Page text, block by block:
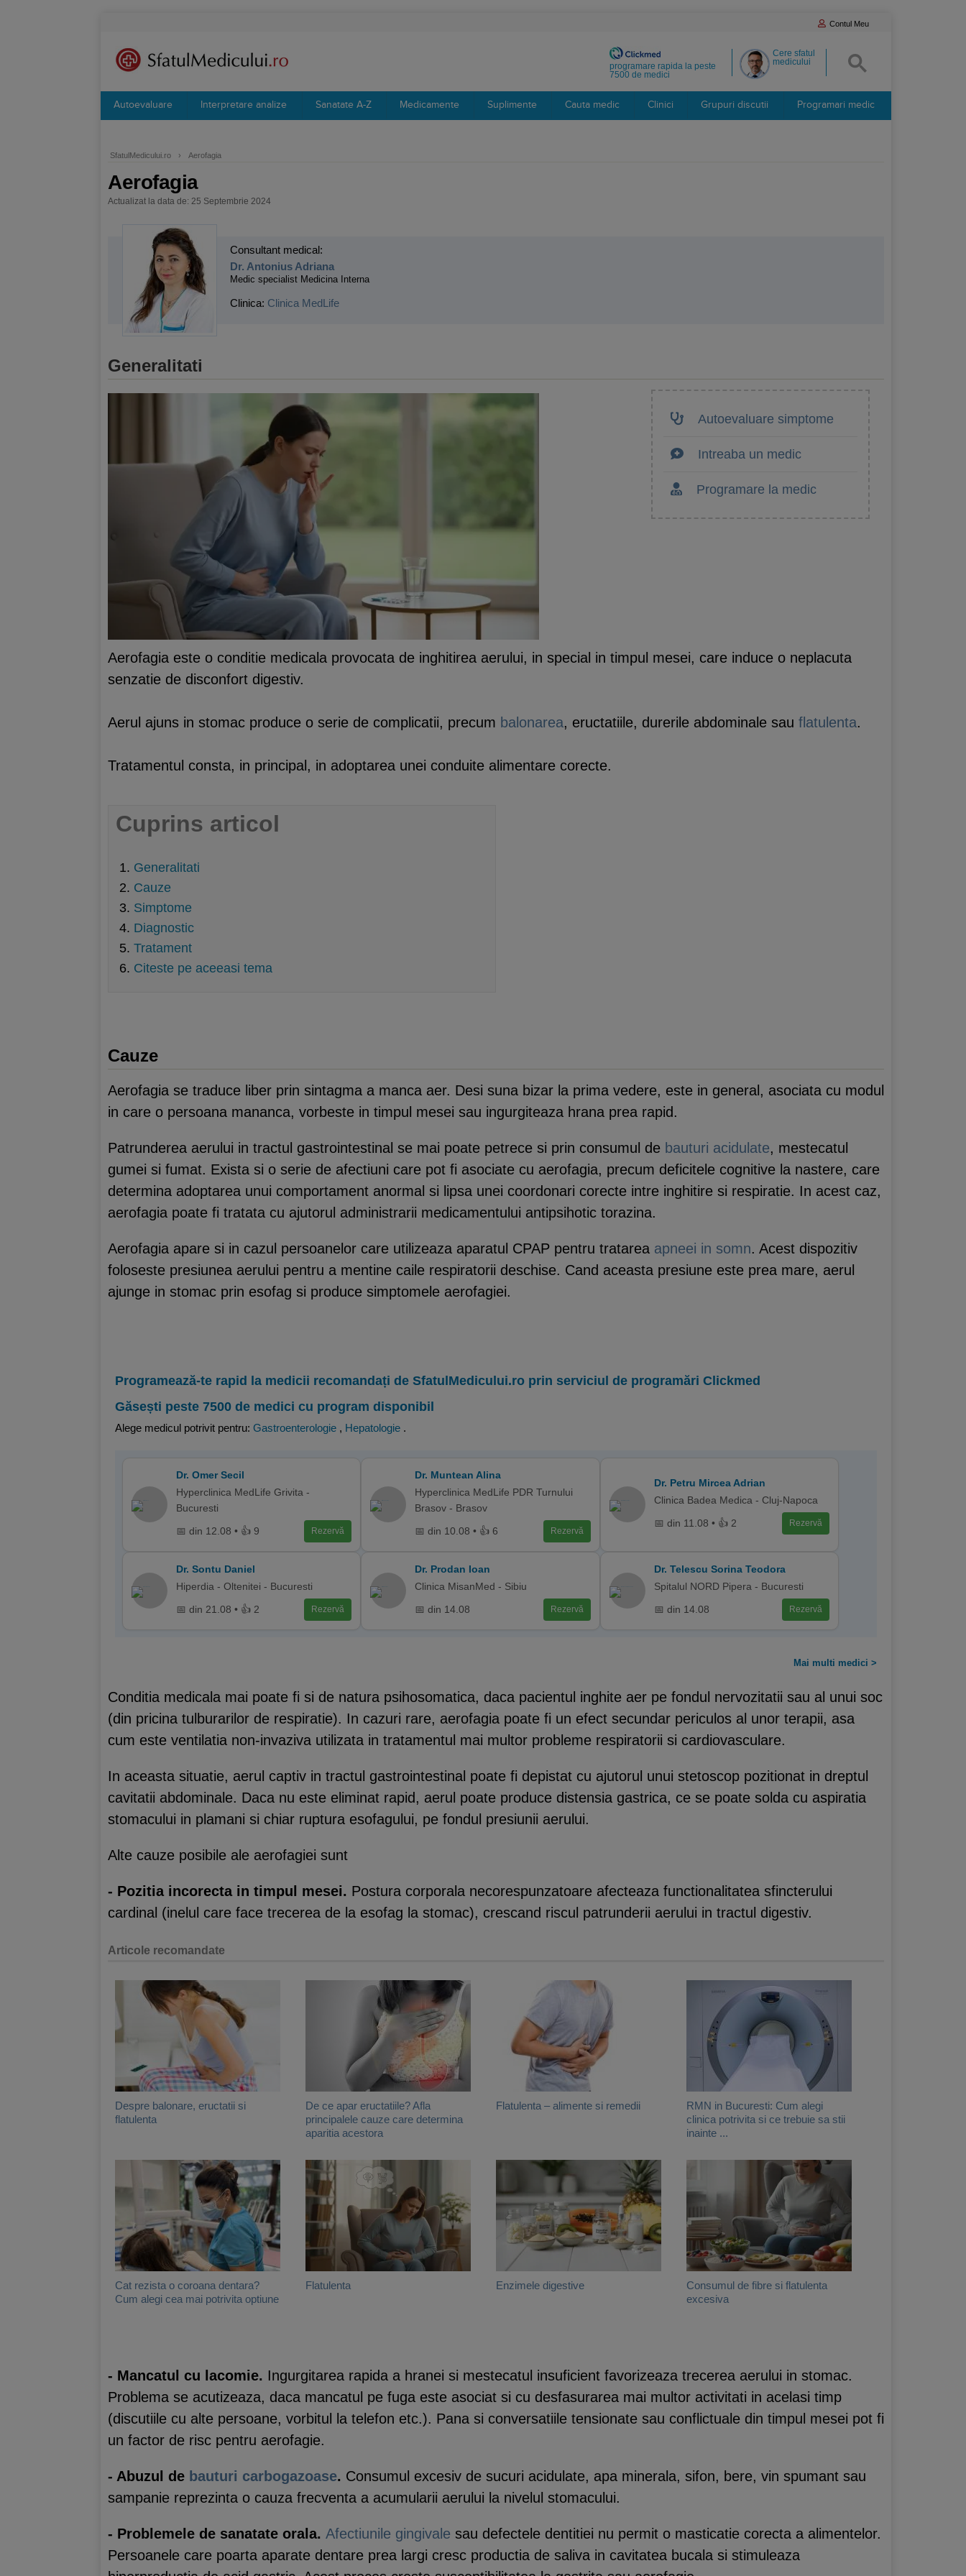
Contul Meu
Cere sfatul
medicului
programare rapida la peste
7500 de medici
Autoevaluare Interpretare analize Sanatate A-Z Medicamente Suplimente Cauta medic Clinici Grupuri discutii Programari medic
SfatulMedicului.ro › Aerofagia
Aerofagia
Actualizat la data de: 25 Septembrie 2024
Consultant medical:
Dr. Antonius Adriana
Medic specialist Medicina Interna
Clinica: Clinica MedLife
Generalitati
Autoevaluare simptome
Intreaba un medic
Programare la medic
Aerofagia este o conditie medicala provocata de inghitirea aerului, in special in timpul mesei, care induce o neplacuta
senzatie de disconfort digestiv.
Aerul ajuns in stomac produce o serie de complicatii, precum balonarea, eructatiile, durerile abdominale sau flatulenta.
Tratamentul consta, in principal, in adoptarea unei conduite alimentare corecte.
Cuprins articol
Generalitati
Cauze
Simptome
Diagnostic
Tratament
Citeste pe aceeasi tema
Cauze
Aerofagia se traduce liber prin sintagma a manca aer. Desi suna bizar la prima vedere, este in general, asociata cu modul
in care o persoana mananca, vorbeste in timpul mesei sau ingurgiteaza hrana prea rapid.
Patrunderea aerului in tractul gastrointestinal se mai poate petrece si prin consumul de bauturi acidulate, mestecatul
gumei si fumat. Exista si o serie de afectiuni care pot fi asociate cu aerofagia, precum deficitele cognitive la nastere, care
determina adoptarea unui comportament anormal si lipsa unei coordonari corecte intre inghitire si respiratie. In acest caz,
aerofagia poate fi tratata cu ajutorul administrarii medicamentului antipsihotic torazina.
Aerofagia apare si in cazul persoanelor care utilizeaza aparatul CPAP pentru tratarea apneei in somn. Acest dispozitiv
foloseste presiunea aerului pentru a mentine caile respiratorii deschise. Cand aceasta presiune este prea mare, aerul
ajunge in stomac prin esofag si produce simptomele aerofagiei.
Programează-te rapid la medicii recomandați de SfatulMedicului.ro prin serviciul de programări Clickmed
Găsești peste 7500 de medici cu program disponibil
Alege medicul potrivit pentru: Gastroenterologie , Hepatologie .
Dr. Omer Secil
Hyperclinica MedLife Grivita -
Bucuresti
📅 din 12.08 • 👍 9 Rezervă
Dr. Muntean Alina
Hyperclinica MedLife PDR Turnului
Brasov - Brasov
📅 din 10.08 • 👍 6 Rezervă
Dr. Petru Mircea Adrian
Clinica Badea Medica - Cluj-Napoca
📅 din 11.08 • 👍 2 Rezervă
Dr. Sontu Daniel
Hiperdia - Oltenitei - Bucuresti
📅 din 21.08 • 👍 2 Rezervă
Dr. Prodan Ioan
Clinica MisanMed - Sibiu
📅 din 14.08 Rezervă
Dr. Telescu Sorina Teodora
Spitalul NORD Pipera - Bucuresti
📅 din 14.08 Rezervă
Mai multi medici >
Conditia medicala mai poate fi si de natura psihosomatica, daca pacientul inghite aer pe fondul nervozitatii sau al unui soc
(din pricina tulburarilor de respiratie). In cazuri rare, aerofagia poate fi un efect secundar periculos al unor terapii, asa
cum este ventilatia non-invaziva utilizata in tratamentul mai multor probleme respiratorii si cardiovasculare.
In aceasta situatie, aerul captiv in tractul gastrointestinal poate fi depistat cu ajutorul unui stetoscop pozitionat in dreptul
cavitatii abdominale. Daca nu este eliminat rapid, aerul poate produce distensia gastrica, ce se poate solda cu aspiratia
stomacului in plamani si chiar ruptura esofagului, pe fondul presiunii aerului.
Alte cauze posibile ale aerofagiei sunt
- Pozitia incorecta in timpul mesei. Postura corporala necorespunzatoare afecteaza functionalitatea sfincterului
cardinal (inelul care face trecerea de la esofag la stomac), crescand riscul patrunderii aerului in tractul digestiv.
Articole recomandate
Despre balonare, eructatii si
flatulenta
De ce apar eructatiile? Afla
principalele cauze care determina
aparitia acestora
Flatulenta – alimente si remedii
RMN in Bucuresti: Cum alegi
clinica potrivita si ce trebuie sa stii
inainte ...
Cat rezista o coroana dentara?
Cum alegi cea mai potrivita optiune
Flatulenta Enzimele digestive
Consumul de fibre si flatulenta
excesiva
- Mancatul cu lacomie. Ingurgitarea rapida a hranei si mestecatul insuficient favorizeaza trecerea aerului in stomac.
Problema se acutizeaza, daca mancatul pe fuga este asociat si cu desfasurarea mai multor activitati in acelasi timp
(discutiile cu alte persoane, vorbitul la telefon etc.). Pana si conversatiile tensionate sau conflictuale din timpul mesei pot fi
un factor de risc pentru aerofagie.
- Abuzul de bauturi carbogazoase. Consumul excesiv de sucuri acidulate, apa minerala, sifon, bere, vin spumant sau
sampanie reprezinta o cauza frecventa a acumularii aerului la nivelul stomacului.
- Problemele de sanatate orala. Afectiunile gingivale sau defectele dentitiei nu permit o masticatie corecta a alimentelor.
Persoanele care poarta aparate dentare prea largi cresc productia de saliva in cavitatea bucala si stimuleaza